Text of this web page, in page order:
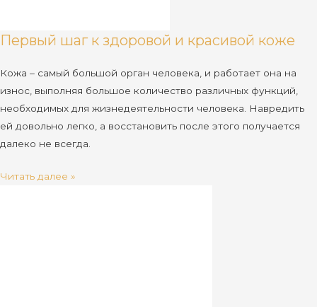
Первый шаг к здоровой и красивой коже
Кожа – самый большой орган человека, и работает она на
износ, выполняя большое количество различных функций,
необходимых для жизнедеятельности человека. Навредить
ей довольно легко, а восстановить после этого получается
далеко не всегда.
Читать далее »